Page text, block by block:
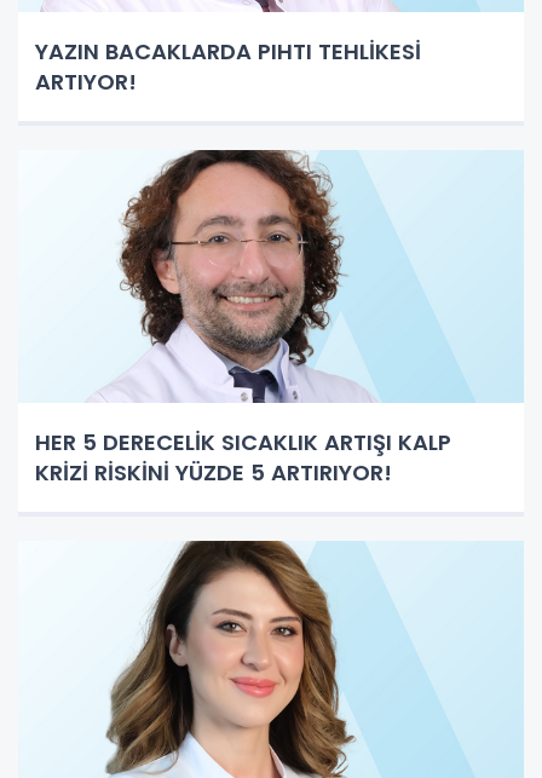
YAZIN BACAKLARDA PIHTI TEHLİKESİ
ARTIYOR!
HER 5 DERECELİK SICAKLIK ARTIŞI KALP
KRİZİ RİSKİNİ YÜZDE 5 ARTIRIYOR!